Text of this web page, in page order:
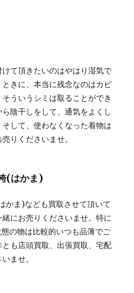
て頂きたいのはやはり湿気で
きに、本当に残念なのはカビ
ういうシミは取ることができ
陰干しをして、通気をよくし
して、使わなくなった着物は
りくださいませ。
(はかま)
かま)なども買取させて頂いて
にお売りくださいませ。特に
の物は比較的いつも品薄でご
も店頭買取、出張買取、宅配
ませ。